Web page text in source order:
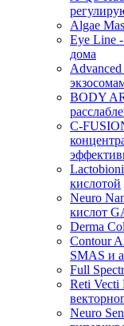
Algae
Eye Line
дома
BODY
C-
кислотой
Neuro
кислот
Derma
Contour
SMAS и
Full
Reti
Neuro